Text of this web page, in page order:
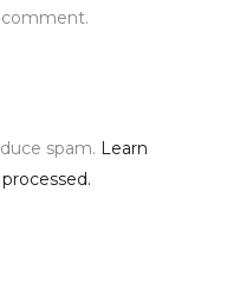
spam. Learn